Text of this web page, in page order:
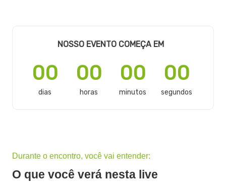
NOSSO EVENTO COMEÇA EM
00
dias
00
horas
00
minutos
00
segundos
Durante o encontro, você vai entender:
O que você verá nesta live